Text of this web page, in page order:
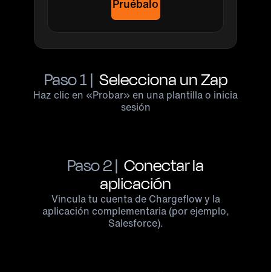
Pruébalo
Paso 1 | Selecciona un Zap
Haz clic en «Probar» en una plantilla o inicia
sesión
Paso 2 | Conectar la
aplicación
Vincula tu cuenta de Chargeflow y la
aplicación complementaria (por ejemplo,
Salesforce).